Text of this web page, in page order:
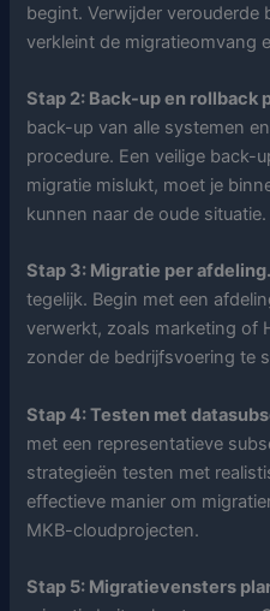
begint. Verwijder verouderde
verkleint de migratieomvang
Stap 2: Back-up en rollback
back-up van alle systemen
procedure. Een veilige back-
migratie mislukt, moet je
kunnen naar de oude situatie.
Stap 3: Migratie per afdeling.
tegelijk. Begin met een
verwerkt, zoals marketing of
zonder de bedrijfsvoering te
Stap 4: Testen met
met een representatieve
strategieën testen met
effectieve manier om
MKB-cloudprojecten.
Stap 5: Migratievensters